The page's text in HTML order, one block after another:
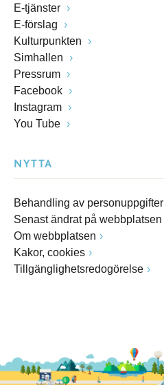
E-tjänster
E-förslag
Kulturpunkten
Simhallen
Pressrum
Facebook
Instagram
You Tube
NYTTA
Behandling av personuppgifter
Senast ändrat på webbplatsen
Om webbplatsen
Kakor, cookies
Tillgänglighetsredogörelse